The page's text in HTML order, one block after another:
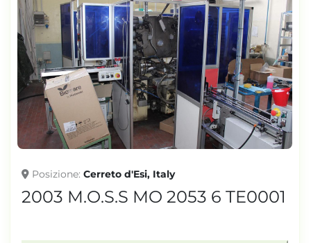
Applicare Cancella
TONNELLAGGIO
Posizione Cerreto d'Esi, Italy
2003 M.O.S.S MO 2053 6 TE0001